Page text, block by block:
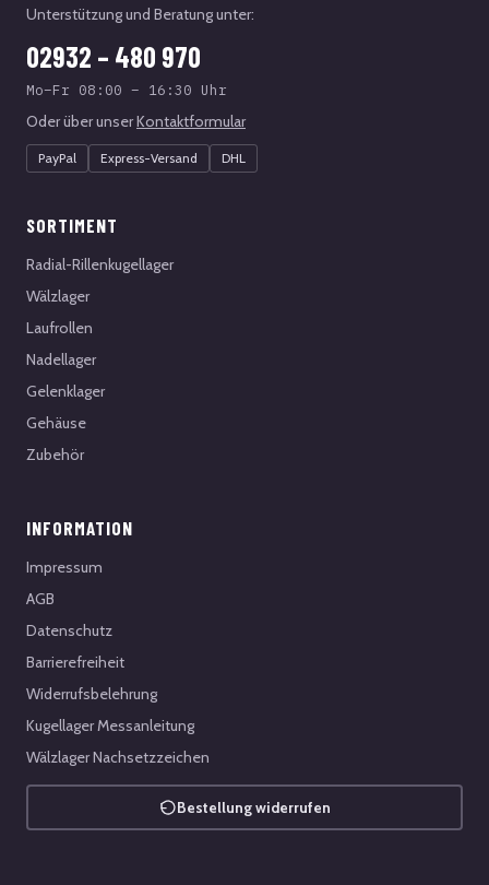
Unterstützung und Beratung unter:
02932 – 480 970
Mo–Fr 08:00 – 16:30 Uhr
Oder über unserKontaktformular
PayPal Express-Versand DHL
SORTIMENT
Radial-Rillenkugellager
Wälzlager
Laufrollen
Nadellager
Gelenklager
Gehäuse
Zubehör
INFORMATION
Impressum
AGB
Datenschutz
Barrierefreiheit
Widerrufsbelehrung
Kugellager Messanleitung
Wälzlager Nachsetzzeichen
Bestellung widerrufen